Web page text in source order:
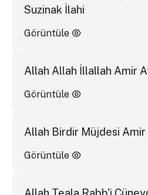
Suzinak İlahi
Görüntüle
Allah Allah İllallah Amir
Görüntüle
Allah Birdir Müjdesi
Görüntüle